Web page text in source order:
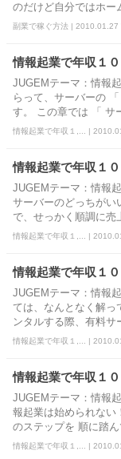
のだけど自分ではホー
副業で稼ぐ方法 | 2010.01.27
情報起業で年収１
JUGEMテーマ：情報
らって、サーバーの
す。 この章では 「 サ
情報起業で年収１,... |
情報起業で年収１
JUGEMテーマ：情報
サーバーのどっちが
で、せっかく順調に売
情報起業で年収１,... |
情報起業で年収１
JUGEMテーマ：情報
ては、なんとなく解っ
ンタルする際、有料サ
情報起業で年収１,... |
情報起業で年収１
JUGEMテーマ：情報
報起業は始められない
のステップを 順に踏ん
情報起業で年収１,... |